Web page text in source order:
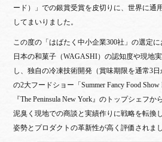
ード）」での銀賞受賞を皮切りに、世界に通
してまいりました。
この度の「はばたく中小企業300社」の選定
日本の和菓子（WAGASHI）の認知度や現地
し、独自の冷凍技術開発（賞味期限を通常3
の2大フードショー「Summer Fancy Food
『The Peninsula New York』のトップシェフか
泥臭く現地での商談と実績作りに戦略を転換
姿勢とプロダクトの革新性が高く評価されまし